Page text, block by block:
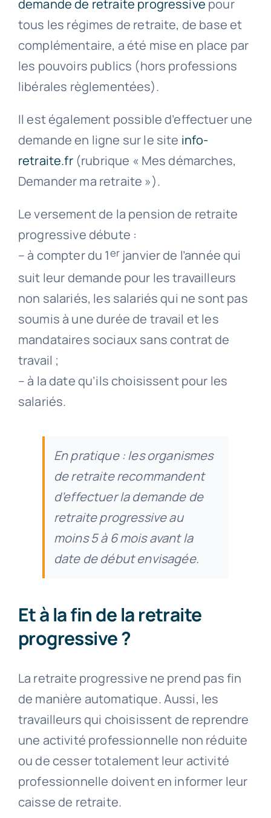
demande de retraite progressive pour
tous les régimes de retraite, de base et
complémentaire, a été mise en place par
les pouvoirs publics (hors professions
libérales règlementées).
Il est également possible d’effectuer une
demande en ligne sur le site info-
retraite.fr(rubrique « Mes démarches,
Demander ma retraite »).
Le versement de la pension de retraite
progressive débute :
– à compter du 1erjanvier de l’année qui
suit leur demande pour les travailleurs
non salariés, les salariés qui ne sont pas
soumis à une durée de travail et les
mandataires sociaux sans contrat de
travail ;
– à la date qu’ils choisissent pour les
salariés.
En pratique : les organismes
de retraite recommandent
d’effectuer la demande de
retraite progressive au
moins 5 à 6 mois avant la
date de début envisagée.
Et à la fin de la retraite
progressive ?
La retraite progressive ne prend pas fin
de manière automatique. Aussi, les
travailleurs qui choisissent de reprendre
une activité professionnelle non réduite
ou de cesser totalement leur activité
professionnelle doivent en informer leur
caisse de retraite.